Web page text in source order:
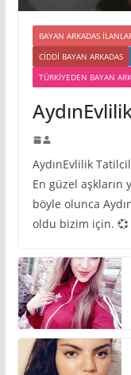
BAYAN ARKADAS
CIDDI BAYAN ARKADAS
TÜRKIYEDEN BAYAN
AydınEvlilik
En güzel aşkların
böyle olunca
oldu bizim için. 💞